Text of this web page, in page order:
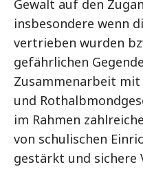
Gewalt auf den
insbesondere wenn
vertrieben wurden
gefährlichen
Zusammenarbeit
und
im Rahmen
von schulischen
gestärkt und sichere